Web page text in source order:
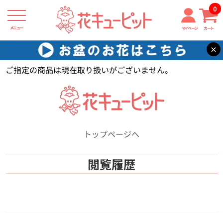
メニュー マイページ カート
0
×
花キューピット 【】
ご指定の商品は現在取り扱いがございません。
トップページへ
閲覧履歴